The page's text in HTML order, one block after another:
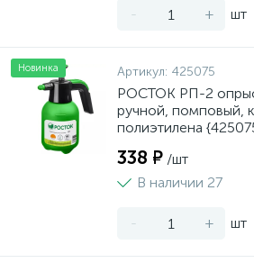
- + шт
Новинка Артикул: 425075
РОСТОК РП-2
ручной, помповый,
полиэтилена
338 ₽ /шт
В наличии 27
- + шт